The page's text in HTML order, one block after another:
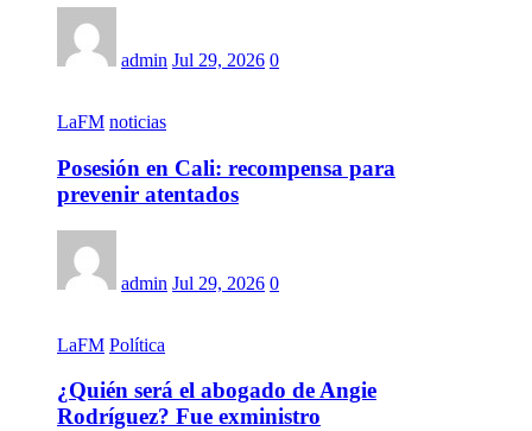
admin Jul 29, 2026 0
LaFM noticias
Posesión en Cali: recompensa para
prevenir atentados
admin Jul 29, 2026 0
LaFM Política
¿Quién será el abogado de Angie
Rodríguez? Fue exministro